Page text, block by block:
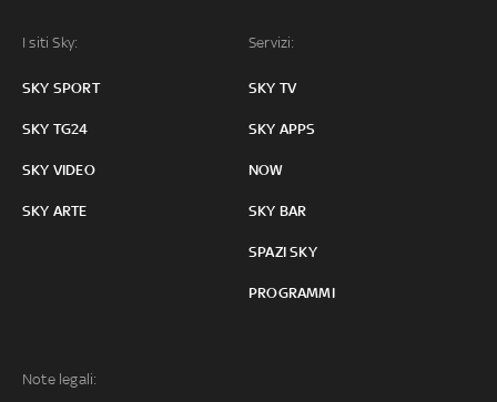
I siti Sky:
SKY SPORT
SKY TG24
SKY VIDEO
SKY ARTE
Servizi:
SKY TV
SKY APPS
NOW
SKY BAR
SPAZI SKY
PROGRAMMI
Note legali: